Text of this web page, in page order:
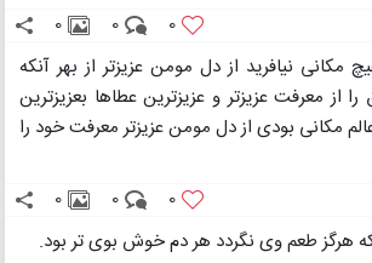
0
0
0
نیافرید از دل مومن عزیزتر از بهر آنکه
از معرفت عزیزتر و عزیزترین عطاها بعزیزترین
عالم مکانی بودی از دل مومن عزیزتر معرفت خود را
0
0
0
هرگز طعم وی نگردد هر دم خوش بوی تر بود.